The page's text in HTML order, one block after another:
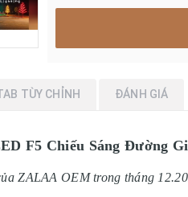
TÙY CHỈNH ĐÁNH GIÁ
F5 Chiếu Sáng Đường
ZALAA OEM trong tháng